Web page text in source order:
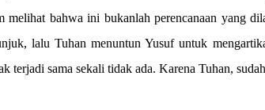
melihat bahwa ini bukanlah perencanaan yang
lalu Tuhan menuntun Yusuf untuk
terjadi sama sekali tidak ada. Karena Tuhan,